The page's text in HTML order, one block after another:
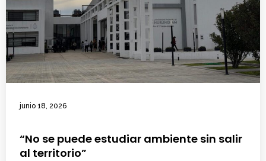
junio 18, 2026
“No se puede estudiar ambiente sin salir
al territorio”